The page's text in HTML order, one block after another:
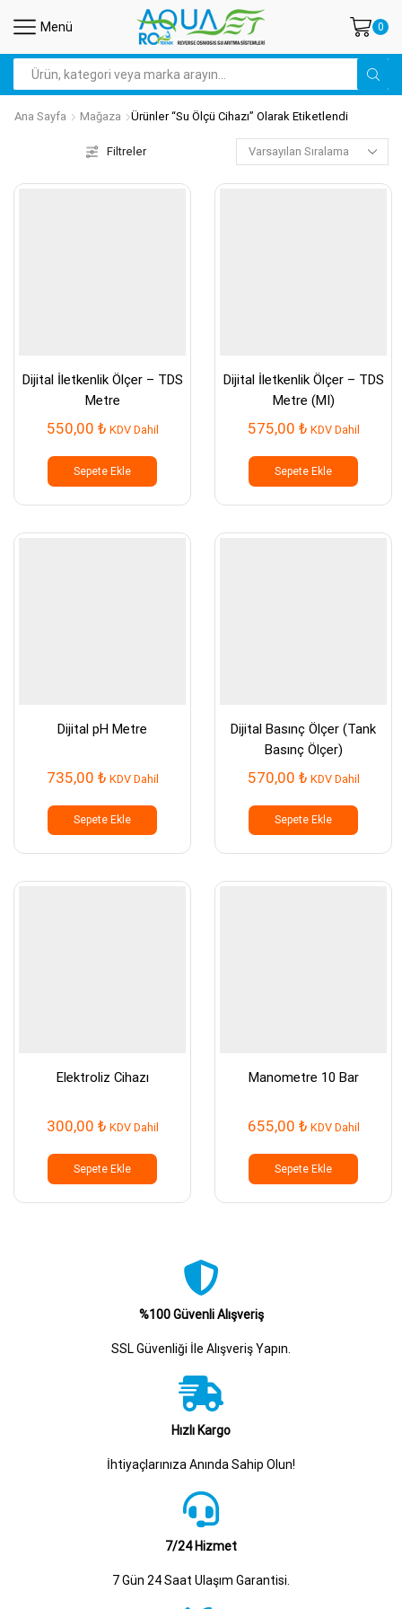
Menü 0
Arama
Ana Sayfa Mağaza Ürünler “su Ölçü Cihazı” Olarak Etiketlendi
Filtreler
Dijital İletkenlik Ölçer – TDS
Metre
550,00 ₺ KDV Dahil
Sepete Ekle
Dijital İletkenlik Ölçer – TDS
Metre (MI)
575,00 ₺ KDV Dahil
Sepete Ekle
Dijital pH Metre
735,00 ₺ KDV Dahil
Sepete Ekle
Dijital Basınç Ölçer (Tank
Basınç Ölçer)
570,00 ₺ KDV Dahil
Sepete Ekle
Elektroliz Cihazı
300,00 ₺ KDV Dahil
Sepete Ekle
Manometre 10 Bar
655,00 ₺ KDV Dahil
Sepete Ekle
%100 Güvenli Alışveriş
SSL Güvenliği İle Alışveriş Yapın.
Hızlı Kargo
İhtiyaçlarınıza Anında Sahip Olun!
7/24 Hizmet
7 Gün 24 Saat Ulaşım Garantisi.